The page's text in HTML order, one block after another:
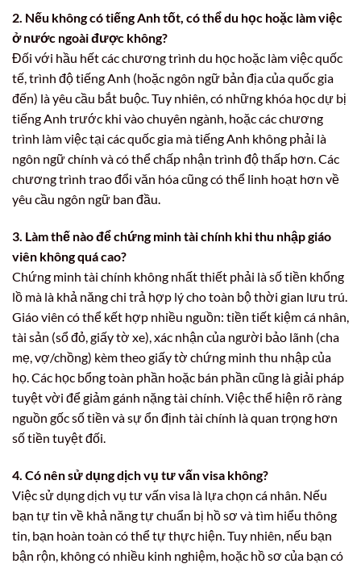
2. Nếu không có tiếng Anh tốt, có thể du học hoặc làm việc
ở nước ngoài được không?
Đối với hầu hết các chương trình du học hoặc làm việc quốc
tế, trình độ tiếng Anh (hoặc ngôn ngữ bản địa của quốc gia
đến) là yêu cầu bắt buộc. Tuy nhiên, có những khóa học dự bị
tiếng Anh trước khi vào chuyên ngành, hoặc các chương
trình làm việc tại các quốc gia mà tiếng Anh không phải là
ngôn ngữ chính và có thể chấp nhận trình độ thấp hơn. Các
chương trình trao đổi văn hóa cũng có thể linh hoạt hơn về
yêu cầu ngôn ngữ ban đầu.
3. Làm thế nào để chứng minh tài chính khi thu nhập giáo
viên không quá cao?
Chứng minh tài chính không nhất thiết phải là số tiền khổng
lồ mà là khả năng chi trả hợp lý cho toàn bộ thời gian lưu trú.
Giáo viên có thể kết hợp nhiều nguồn: tiền tiết kiệm cá nhân,
tài sản (sổ đỏ, giấy tờ xe), xác nhận của người bảo lãnh (cha
mẹ, vợ/chồng) kèm theo giấy tờ chứng minh thu nhập của
họ. Các học bổng toàn phần hoặc bán phần cũng là giải pháp
tuyệt vời để giảm gánh nặng tài chính. Việc thể hiện rõ ràng
nguồn gốc số tiền và sự ổn định tài chính là quan trọng hơn
số tiền tuyệt đối.
4. Có nên sử dụng dịch vụ tư vấn visa không?
Việc sử dụng dịch vụ tư vấn visa là lựa chọn cá nhân. Nếu
bạn tự tin về khả năng tự chuẩn bị hồ sơ và tìm hiểu thông
tin, bạn hoàn toàn có thể tự thực hiện. Tuy nhiên, nếu bạn
bận rộn, không có nhiều kinh nghiệm, hoặc hồ sơ của bạn có